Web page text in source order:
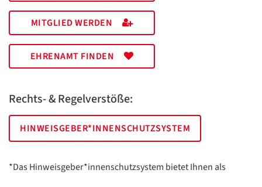
MITGLIED WERDEN
EHRENAMT FINDEN
Rechts- & Regelverstöße:
HINWEISGEBER*INNENSCHUTZSYSTEM
*Das Hinweisgeber*innenschutzsystem bietet Ihnen als